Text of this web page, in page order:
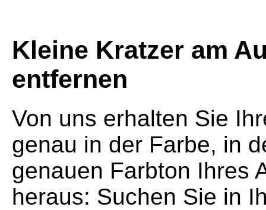
Kleine Kratzer am
entfernen
Von uns erhalten Sie
genau in der Farbe, in
genauen Farbton Ihres
heraus: Suchen Sie in